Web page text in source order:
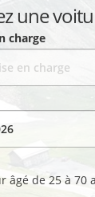
une
charge
âgé de 25 à 70